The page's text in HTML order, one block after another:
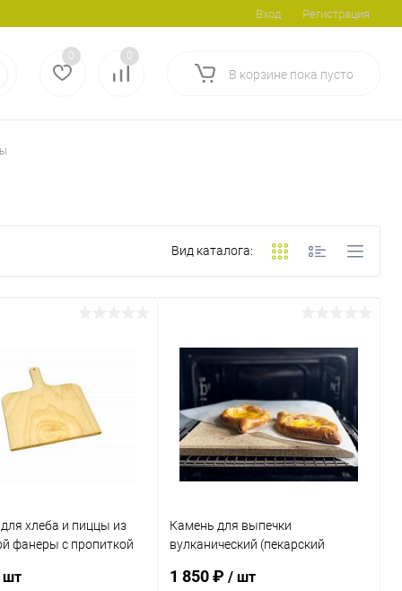
Вход Регистрация
0 0
В корзине пока пусто
Вид каталога:
хлеба и пиццы из
фанеры с пропиткой
шт
Камень для выпечки
вулканический (пекарский
(30х36х2)
1 850 ₽/ шт